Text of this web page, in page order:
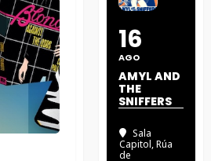
16
AGO
AMYL AND
THE
SNIFFERS
Sala
Capitol, Rúa
de